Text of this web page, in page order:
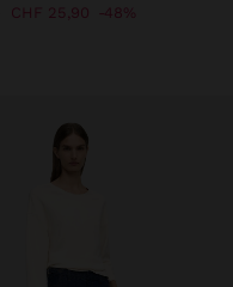
CHF 25,90 48%